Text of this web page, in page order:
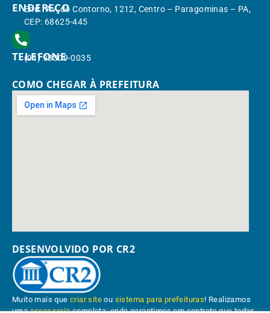
ENDEREÇO
End.: Av. do Contorno, 1212, Centro – Paragominas – PA,
CEP: 68625-445
TELEFONE
(91) 98309-0035
COMO CHEGAR À PREFEITURA
DESENVOLVIDO POR CR2
Muito mais quecriar site ou sistema para prefeituras! Realizamos
umaassessoriacompleta, onde garantimos em contrato que todas